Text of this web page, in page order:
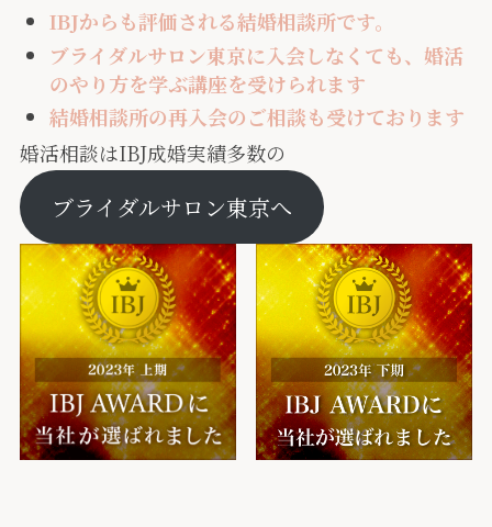
IBJからも評価される結婚相談所です。
ブライダルサロン東京に入会しなくても、婚活
のやり方を学ぶ講座を受けられます
結婚相談所の再入会のご相談も受けております
婚活相談はIBJ成婚実績多数の
ブライダルサロン東京へ